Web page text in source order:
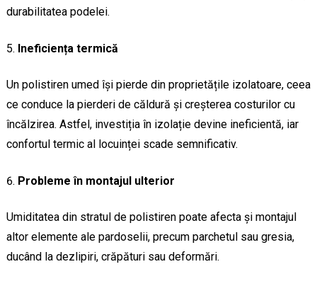
durabilitatea podelei.
Ineficiența termică
Un polistiren umed își pierde din proprietățile izolatoare, ceea
ce conduce la pierderi de căldură și creșterea costurilor cu
încălzirea. Astfel, investiția în izolație devine ineficientă, iar
confortul termic al locuinței scade semnificativ.
Probleme în montajul ulterior
Umiditatea din stratul de polistiren poate afecta și montajul
altor elemente ale pardoselii, precum parchetul sau gresia,
ducând la dezlipiri, crăpături sau deformări.